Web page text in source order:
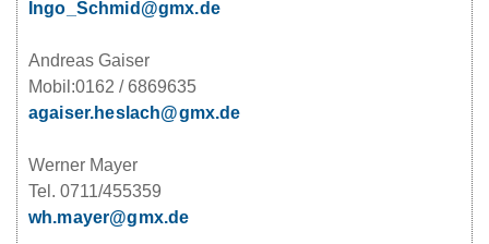
Ingo_Schmid@gmx.de
Andreas Gaiser
Mobil:0162 / 6869635
agaiser.heslach@gmx.de
Werner Mayer
Tel. 0711/455359
wh.mayer@gmx.de